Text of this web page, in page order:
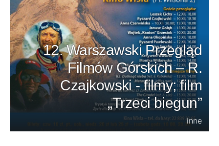
12. Warszawski Przegląd
Filmów Górskich – R.
Czajkowski - filmy; film
„Trzeci biegun”
inne